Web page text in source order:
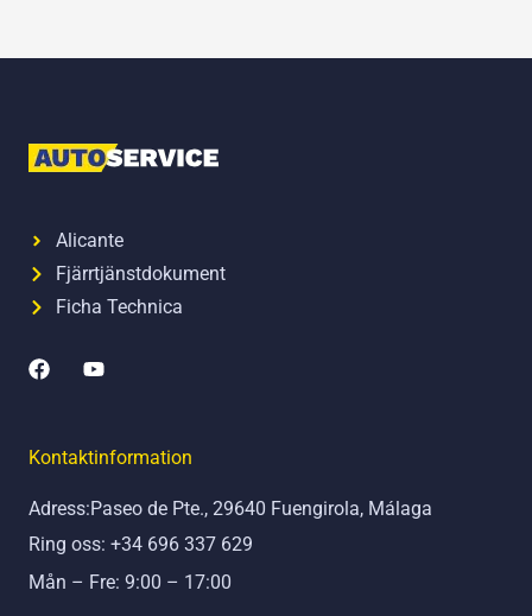
Alicante
Fjärrtjänstdokument
Ficha Technica
F
a
b
k
Y
u
Kontaktinformation
Adress:Paseo de Pte., 29640 Fuengirola, Málaga
Ring oss: +34 696 337 629
Mån – Fre: 9:00 – 17:00